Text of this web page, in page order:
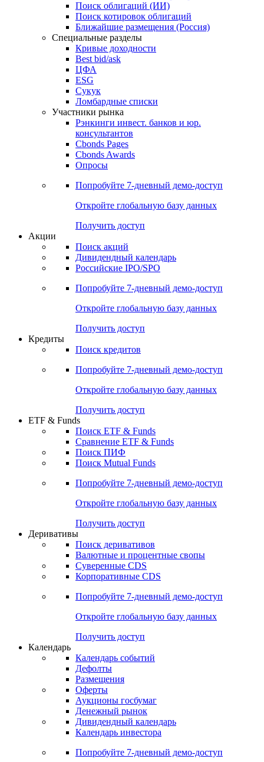
Поиск облигаций (ИИ)
Поиск котировок облигаций
Ближайшие размещения (Россия)
Специальные разделы
Кривые доходности
Best bid/ask
ЦФА
ESG
Сукук
Ломбардные списки
Участники рынка
Рэнкинги инвест. банков и юр.
консультантов
Cbonds Pages
Cbonds Awards
Опросы
Попробуйте 7-дневный демо-доступ
Откройте глобальную базу данных
Получить доступ
Акции
Поиск акций
Дивидендный календарь
Российские IPO/SPO
Попробуйте 7-дневный демо-доступ
Откройте глобальную базу данных
Получить доступ
Кредиты
Поиск кредитов
Попробуйте 7-дневный демо-доступ
Откройте глобальную базу данных
Получить доступ
ETF & Funds
Поиск ETF & Funds
Сравнение ETF & Funds
Поиск ПИФ
Поиск Mutual Funds
Попробуйте 7-дневный демо-доступ
Откройте глобальную базу данных
Получить доступ
Деривативы
Поиск деривативов
Валютные и процентные свопы
Суверенные CDS
Корпоративные CDS
Попробуйте 7-дневный демо-доступ
Откройте глобальную базу данных
Получить доступ
Календарь
Календарь событий
Дефолты
Размещения
Оферты
Аукционы госбумаг
Денежный рынок
Дивидендный календарь
Календарь инвестора
Попробуйте 7-дневный демо-доступ